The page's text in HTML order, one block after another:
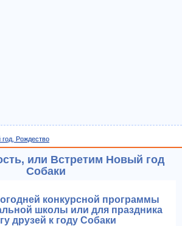
Рождество
или Встретим Новый год
Собаки
конкурсной программы
школы или для праздника
друзей к году Собаки